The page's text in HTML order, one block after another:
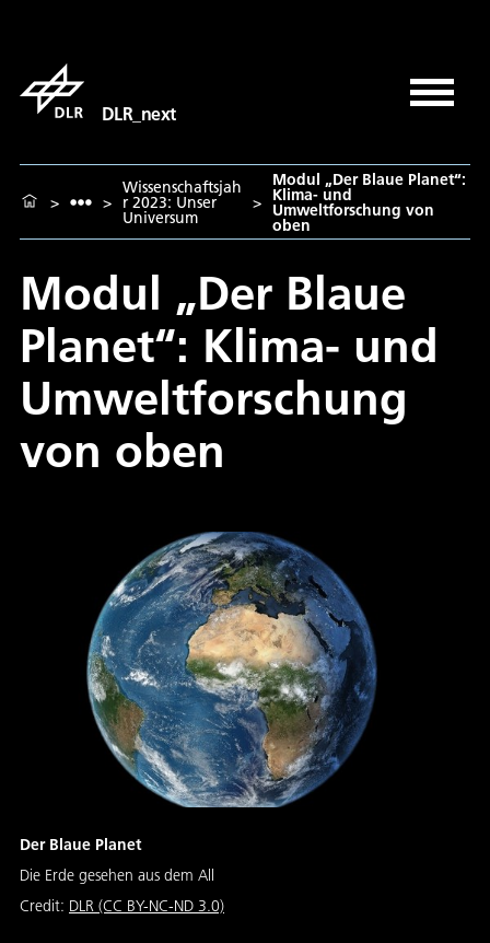
DLR_next
> >
Wissenschaftsjah
r 2023: Unser
Universum
>
Modul „Der Blaue Planet“:
Klima- und
Umweltforschung von
oben
Modul „Der Blaue
Planet“: Klima- und
Umweltforschung
von oben
Der Blaue Planet
Die Erde gesehen aus dem All
Credit: DLR (CC BY-NC-ND 3.0)